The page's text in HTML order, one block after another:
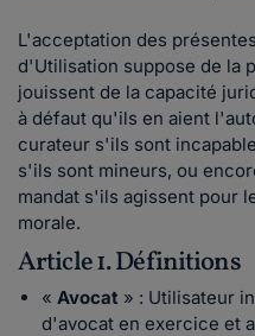
L'acceptation des
d'Utilisation suppose de la
jouissent de la capacité
à défaut qu'ils en aient
curateur s'ils sont
s'ils sont mineurs, ou
mandat s'ils agissent pour
morale.
Article 1. Définitions
« Avocat » : Utilisateur
d'avocat en exercice et